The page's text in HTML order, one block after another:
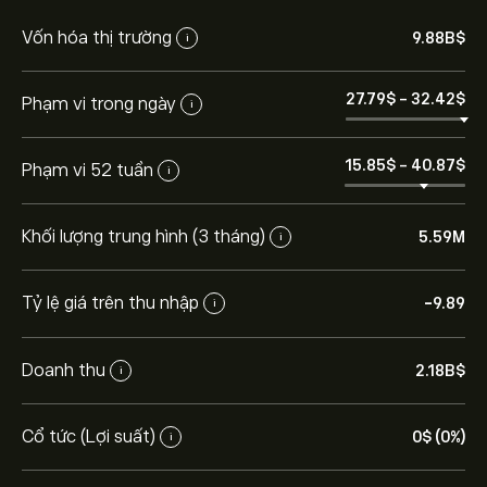
Vốn hóa thị trường i 9.88B‎$‎
Phạm vi trong ngày i 27.79‎$‎ - 32.42‎$‎
Phạm vi 52 tuần i 15.85‎$‎ - 40.87‎$‎
Khối lượng trung hình (3 tháng) i 5.59M
Tỷ lệ giá trên thu nhập i -9.89
Doanh thu i 2.18B‎$‎
Cổ tức (Lợi suất) i 0‎$‎ (0%)
Giá CHYM hôm nay là 32.38‎$‎.